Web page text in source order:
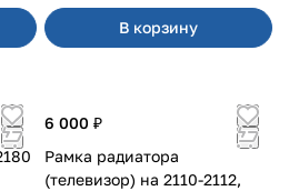
В корзину
6 000 ₽
Рамка радиатора
(телевизор) на 2110-2112,